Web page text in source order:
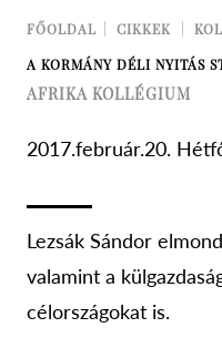
FŐOLDAL CIKKEK
A KORMÁNY DÉLI NYITÁS
AFRIKA KOLLÉGIUM
2017.február.20.
Lezsák Sándor
valamint a
célországokat is.